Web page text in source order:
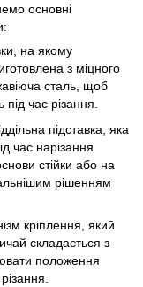
основні
на якому
з міцного
сталь, щоб
під час різання.
підставка, яка
час нарізання
стійки або на
рішенням
кріплення, який
складається з
положення